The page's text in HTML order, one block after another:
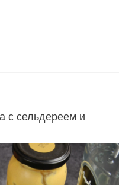
с сельдереем и